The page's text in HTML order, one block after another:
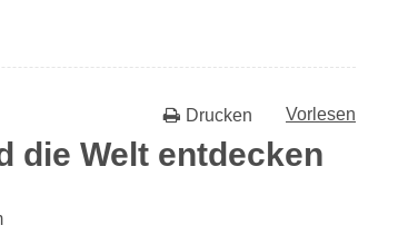
Vorlesen
Drucken
die Welt entdecken